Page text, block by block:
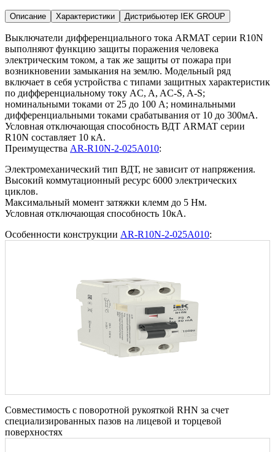
Описание Характеристики Дистрибьютер IEK GROUP
Выключатели дифференциального тока ARMAT серии R10N
выполняют функцию защиты поражения человека
электрическим током, а так же защиты от пожара при
возникновении замыкания на землю. Модельный ряд
включает в себя устройства с типами защитных характеристик
по дифференциальному току AC, A, AC-S, A-S;
номинальными токами от 25 до 100 А; номинальными
дифференциальными токами срабатывания от 10 до 300мА.
Условная отключающая способность ВДТ ARMAT серии
R10N составляет 10 кА.
Преимущества AR-R10N-2-025A010:
Электромеханический тип ВДТ, не зависит от напряжения.
Высокий коммутационный ресурс 6000 электрических
циклов.
Максимальный момент затяжки клемм до 5 Нм.
Условная отключающая способность 10кА.
Особенности конструкции AR-R10N-2-025A010:
Совместимость с поворотной рукояткой RHN за счет
специализированных пазов на лицевой и торцевой
поверхностях